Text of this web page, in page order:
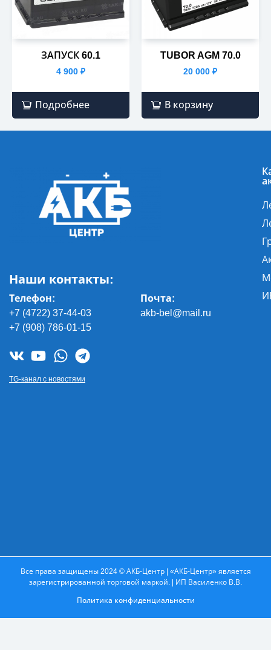
ЗАПУСК 60.1
4 900 ₽
Подробнее
TUBOR AGM 70.0
20 000 ₽
В корзину
Наши контакты:
Телефон:
+7 (4722) 37-44-03
+7 (908) 786-01-15
Почта:
akb-bel@mail.ru
TG-канал с новостями
Все права защищены 2024 © АКБ-Центр | «АКБ-Центр» является
зарегистрированной торговой маркой. | ИП Василенко В.В.
Политика конфиденциальности